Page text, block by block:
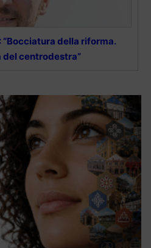
della riforma.
del centrodestra”